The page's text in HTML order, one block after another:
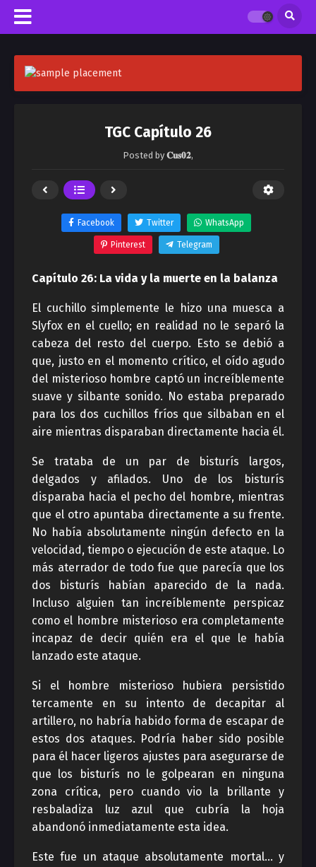
TGC Capítulo 26
Posted by 𝐂𝐮𝐬𝟎𝟐,
Facebook Twitter WhatsApp
Pinterest Telegram
Capítulo 26: La vida y la muerte en la balanza
El cuchillo simplemente le hizo una muesca a
Slyfox en el cuello; en realidad no le separó la
cabeza del resto del cuerpo. Esto se debió a
que, justo en el momento crítico, el oído agudo
del misterioso hombre captó un increíblemente
suave y silbante sonido. No estaba preparado
para los dos cuchillos fríos que silbaban en el
aire mientras disparaban directamente hacia él.
Se trataba de un par de bisturís largos,
delgados y afilados. Uno de los bisturís
disparaba hacia el pecho del hombre, mientras
que el otro apuntaba directamente a su frente.
No había absolutamente ningún defecto en la
velocidad, tiempo o ejecución de este ataque. Lo
más aterrador de todo fue que parecía que los
dos bisturís habían aparecido de la nada.
Incluso alguien tan increíblemente perspicaz
como el hombre misterioso era completamente
incapaz de decir quién era el que le había
lanzado este ataque.
Si el hombre misterioso hubiera persistido
tercamente en su intento de decapitar al
artillero, no habría habido forma de escapar de
estos dos ataques. Podría haber sido posible
para él hacer ligeros ajustes para asegurarse de
que los bisturís no le golpearan en ninguna
zona crítica, pero cuando vio la brillante y
resbaladiza luz azul que cubría la hoja
abandonó inmediatamente esta idea.
Este fue un ataque absolutamente mortal… y